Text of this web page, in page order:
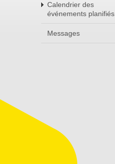
Calendrier des
événements planifiés
Messages